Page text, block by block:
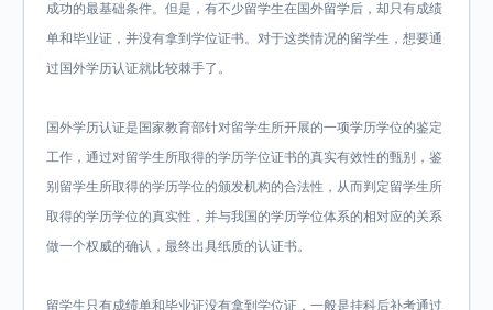
成功的最基础条件。但是，有不少留学生在国外留学后，却只有成绩
单和毕业证，并没有拿到学位证书。对于这类情况的留学生，想要通
过国外学历认证就比较棘手了。
国外学历认证是国家教育部针对留学生所开展的一项学历学位的鉴定
工作，通过对留学生所取得的学历学位证书的真实有效性的甄别，鉴
别留学生所取得的学历学位的颁发机构的合法性，从而判定留学生所
取得的学历学位的真实性，并与我国的学历学位体系的相对应的关系
做一个权威的确认，最终出具纸质的认证书。
留学生只有成绩单和毕业证没有拿到学位证，一般是挂科后补考通过